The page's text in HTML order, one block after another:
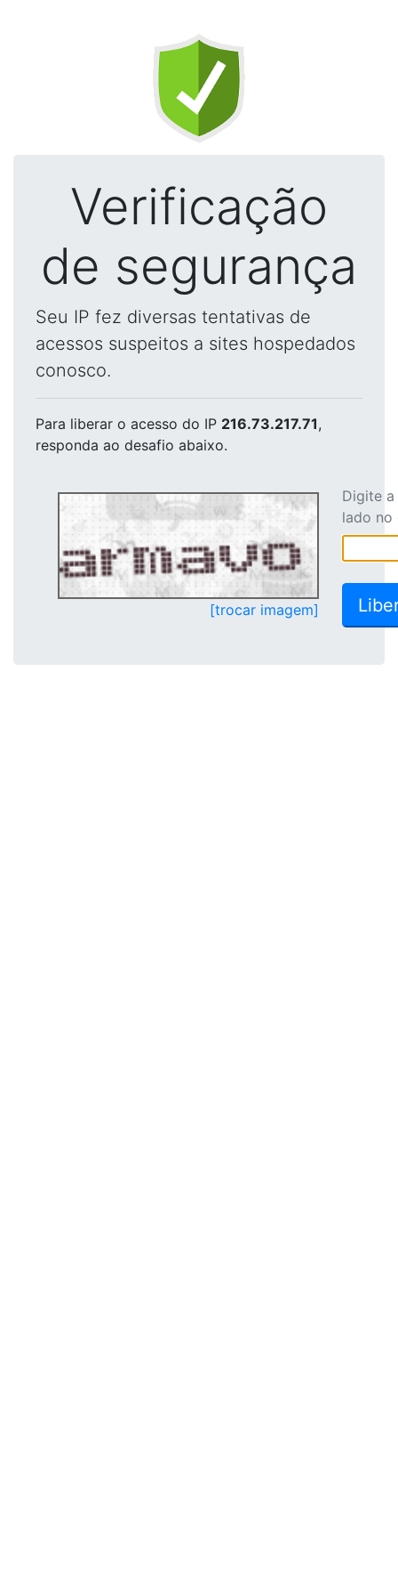
Verificação
de segurança
Seu IP fez diversas tentativas de
acessos suspeitos a sites hospedados
conosco.
Para liberar o acesso do IP 216.73.217.71,
responda ao desafio abaixo.
[trocar imagem]
Digite
lado no